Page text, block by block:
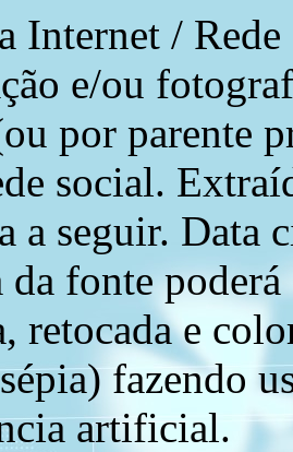
Internet /
e/ou
por parente
social.
a seguir.
da fonte
retocada e
fazendo
artificial.